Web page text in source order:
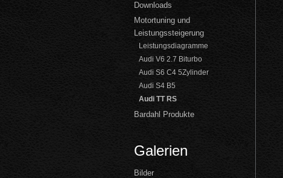
Downloads
Motortuning und
Leistungssteigerung
Leistungsdiagramme
Audi V6 2.7 Biturbo
Audi S6 C4 5Zylinder
Audi S4 B5
Audi TT RS
Bardahl Produkte
Galerien
Bilder